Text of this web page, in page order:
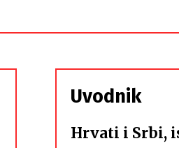
Uvodnik
Hrvati i Srbi,